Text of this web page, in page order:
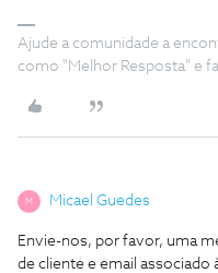
Ajude a comunidade a
como "Melhor Resposta" e
M Micael Guedes
Envie-nos, por favor, uma
de cliente e email associado